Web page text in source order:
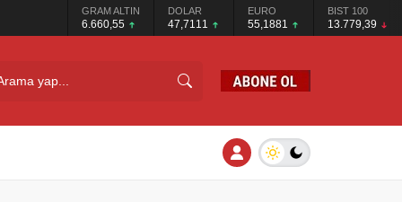
GRAM ALTIN
6.660,55
DOLAR
47,7111
EURO
55,1881
BIST 100
13.779,39